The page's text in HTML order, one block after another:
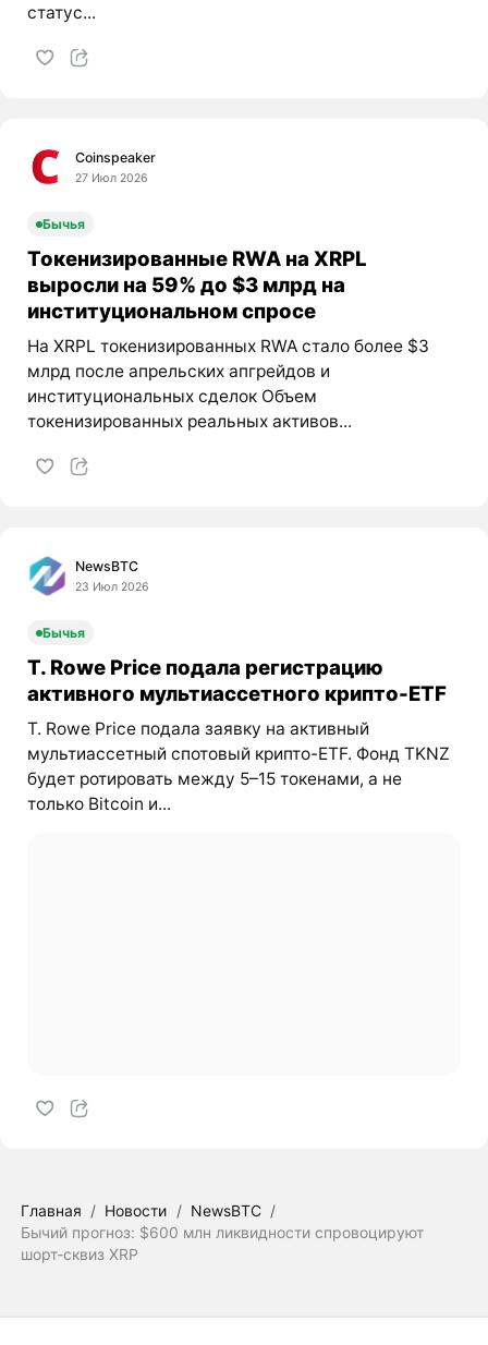
статус...
Coinspeaker
27 Июл 2026
Бычья
Токенизированные RWA на XRPL
выросли на 59% до $3 млрд на
институциональном спросе
На XRPL токенизированных RWA стало более $3
млрд после апрельских апгрейдов и
институциональных сделок Объем
токенизированных реальных активов...
NewsBTC
23 Июл 2026
Бычья
T. Rowe Price подала регистрацию
активного мультиассетного крипто-ETF
T. Rowe Price подала заявку на активный
мультиассетный спотовый крипто-ETF. Фонд TKNZ
будет ротировать между 5–15 токенами, а не
только Bitcoin и...
Главная / Новости / NewsBTC /
Бычий прогноз: $600 млн ликвидности спровоцируют
шорт‑сквиз XRP